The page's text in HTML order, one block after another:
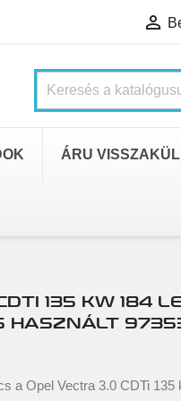

ÁRU
135 KW 184
HASZNÁLT
a Opel Vectra 3.0 CDTi 135